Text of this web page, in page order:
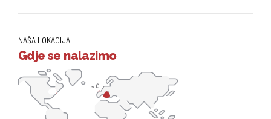
NAŠA LOKACIJA
Gdje se nalazimo